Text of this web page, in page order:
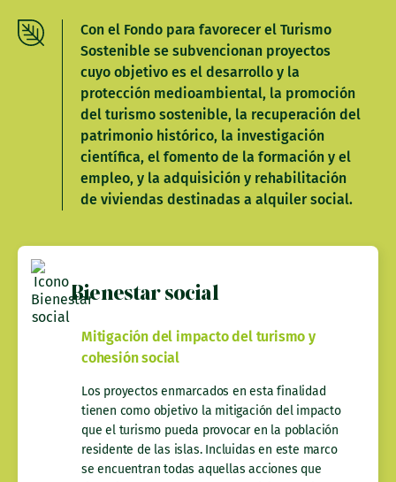
Con el Fondo para favorecer el Turismo
Sostenible se subvencionan proyectos
cuyo objetivo es el desarrollo y la
protección medioambiental, la promoción
del turismo sostenible, la recuperación del
patrimonio histórico, la investigación
científica, el fomento de la formación y el
empleo, y la adquisición y rehabilitación
de viviendas destinadas a alquiler social.
Bienestar social
Mitigación del impacto del turismo y
cohesión social
Los proyectos enmarcados en esta finalidad
tienen como objetivo la mitigación del impacto
que el turismo pueda provocar en la población
residente de las islas. Incluidas en este marco
se encuentran todas aquellas acciones que